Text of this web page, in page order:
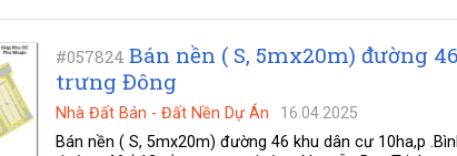
#057824 Bán nền ( S, 5mx20m) đường
trưng Đông
Nhà Đất Bán - Đất Nền Dự Án
16.04.2025
Bán nền ( S, 5mx20m) đường 46 khu dân cư 10ha,p